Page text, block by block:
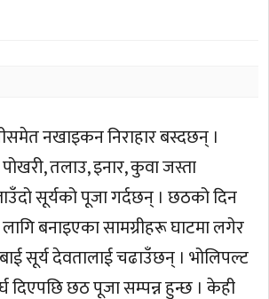
नखाइकन निराहार बस्दछन् ।
तलाउ, इनार, कुवा जस्ता
सूर्यको पूजा गर्दछन् । छठको दिन
बनाइएका सामग्रीहरू घाटमा लगेर
सूर्य देवतालाई चढाउँछन् । भोलिपल्ट
दिएपछि छठ पूजा सम्पन्न हुन्छ । केही